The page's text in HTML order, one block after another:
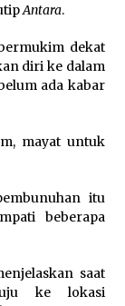
Antara.
dekat
diri ke dalam
ada kabar
mayat untuk
itu
beberapa
saat
ke lokasi